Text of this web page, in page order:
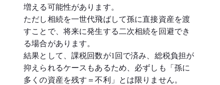
増える可能性があります。
ただし相続を一世代飛ばして孫に直接資産を渡
すことで、将来に発生する二次相続を回避でき
る場合があります。
結果として、課税回数が1回で済み、総税負担が
抑えられるケースもあるため、必ずしも「孫に
多くの資産を残す＝不利」とは限りません。